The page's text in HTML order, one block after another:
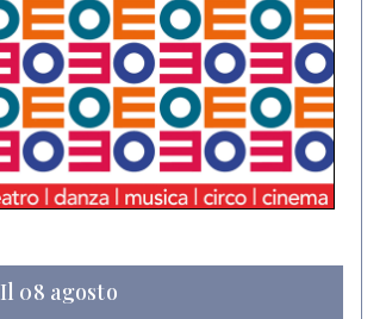
Il 08 agosto